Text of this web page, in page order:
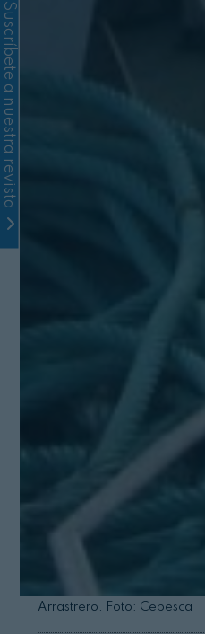
Arrastrero. Foto: Cepesca
Suscríbete a nuestra revista